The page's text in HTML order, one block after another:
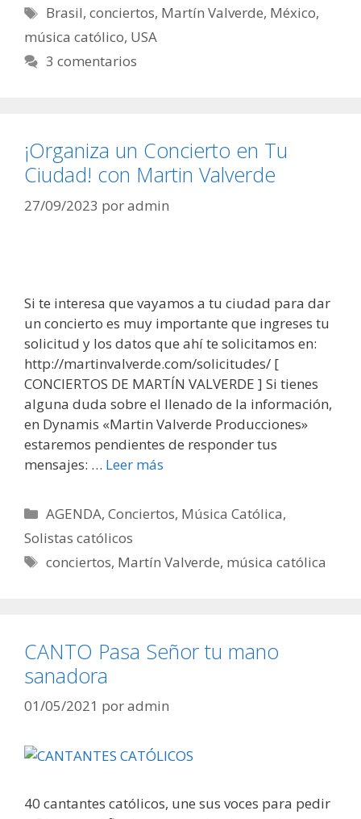
Etiquetas
Brasil,conciertos, Martín Valverde, México,
música católico, USA
3 comentarios
¡Organiza un Concierto en Tu
Ciudad! con Martin Valverde
27/09/2023 poradmin
Si te interesa que vayamos a tu ciudad para dar
un concierto es muy importante que ingreses tu
solicitud y los datos que ahí te solicitamos en:
http://martinvalverde.com/solicitudes/ [
CONCIERTOS DE MARTÍN VALVERDE ] Si tienes
alguna duda sobre el llenado de la información,
en Dynamis «Martin Valverde Producciones»
estaremos pendientes de responder tus
mensajes: … Leer más
Categorías
AGENDA,Conciertos, Música Católica,
Solistas católicos
Etiquetas
conciertos, Martín Valverde, música católica
CANTO Pasa Señor tu mano
sanadora
01/05/2021 poradmin
40 cantantes católicos, une sus voces para pedir